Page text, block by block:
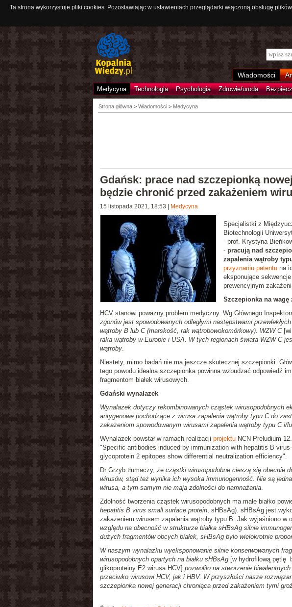
Ta strona wykorzystuje pliki cookies. Pozostawiając w ustawieniach przeglądarki włączoną obsługę
Wiadomości
Medycyna Technologia Psychologia Zdrowie/uroda
Strona główna> Wiadomości > Medycyna
Gdańsk: prace nad szczepionką
będzie chronić przed zakażeniem
15 listopada 2021, 18:53 Medycyna
Specjalistki z
Biotechnologii
- prof. Krystyna
- pracują nad
zapalenia wątroby
przyznaniu patentuna
eksponujące
prewencyjnym
Szczepionka na wagę
HCV stanowi poważny problem medyczny. Wg Głównego
zgonów jest spowodowanych odległymi następstwami
wątroby B lub C (marskość, rak wątrobowokomórkowy). WZW C
raka wątroby w Europie i USA. W tych regionach świata WZW C
wątroby.
Niestety, mimo badań nie ma jeszcze skutecznej szczepionki.
tego powodu idealna szczepionka powinna wzbudzać odpowiedź
fragmentom białek wirusowych.
Gdański wynalazek
Wynalazek dotyczy rekombinowanych cząstek wirusopodobnych
antygenowe pochodzące z wirusa zapalenia wątroby typu C do
zakażeniom spowodowanym wirusami zapalenia wątroby typu C i/
Wynalazek powstał w ramach realizacji projektu NCN Preludium
"Specific antibodies induced by immunization with hepatitis B
glycoprotein 2 epitopes show differential neutralization efficiency".
Dr Grzyb tłumaczy, że cząstki wirusopodobne cieszą się obecnie
wirusów, stąd też wynika ich wysoka immunogenność. Nie są
wirusa, a tym samym nie mają zdolności do namnażania.
Zdolność tworzenia cząstek wirusopodobnych ma małe białko
hepatitis B virus small surface protein, sHBsAg). sHBsAg jest
zakażeniem wirusem zapalenia wątroby typu B. Jak wyjaśniono w
względu na obecność w strukturze białka sHBsAg silnie
dużych fragmentów obcych białek, sHBsAg było wielokrotnie
W naszym wynalazku wyeksponowanie silnie konserwowanych
wirusopodobnych opartych na białku sHBsAg[w hydrofilową pętlę
glikoproteiny E2 wirusa HCV] pozwoliło na stworzenie
przeciwko wirusowi HCV, jak i HBV. W przyszłości nasze
szczepionka nowej generacji chroniąca przed zakażeniem tymi